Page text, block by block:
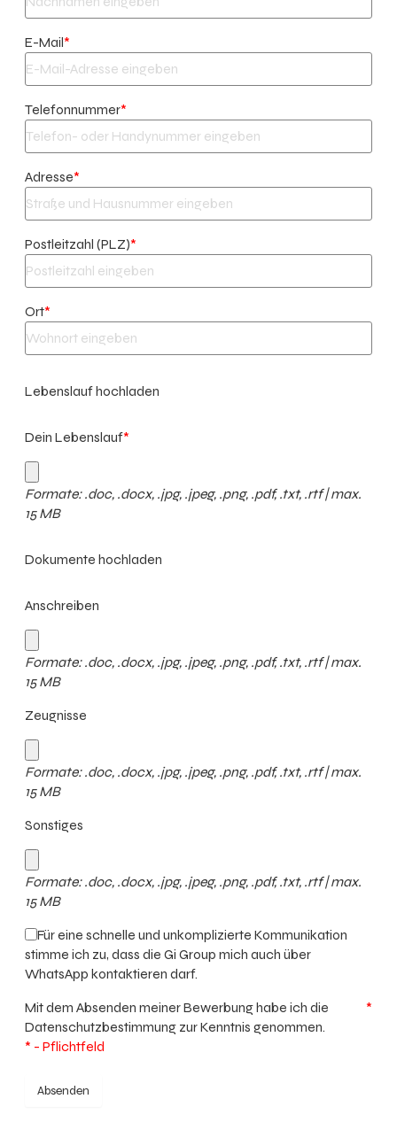
E-Mail*
Telefonnummer*
Adresse*
Postleitzahl (PLZ)*
Ort*
Lebenslauf hochladen
Dein Lebenslauf*
Formate: .doc, .docx, .jpg, .jpeg, .png, .pdf, .txt, .rtf | max.
15 MB
Dokumente hochladen
Anschreiben
Formate: .doc, .docx, .jpg, .jpeg, .png, .pdf, .txt, .rtf | max.
15 MB
Zeugnisse
Formate: .doc, .docx, .jpg, .jpeg, .png, .pdf, .txt, .rtf | max.
15 MB
Sonstiges
Formate: .doc, .docx, .jpg, .jpeg, .png, .pdf, .txt, .rtf | max.
15 MB
Für eine schnelle und unkomplizierte Kommunikation
stimme ich zu, dass die Gi Group mich auch über
WhatsApp kontaktieren darf.
*
Mit dem Absenden meiner Bewerbung habe ich die
Datenschutzbestimmung zur Kenntnis genommen.
* - Pflichtfeld
Absenden